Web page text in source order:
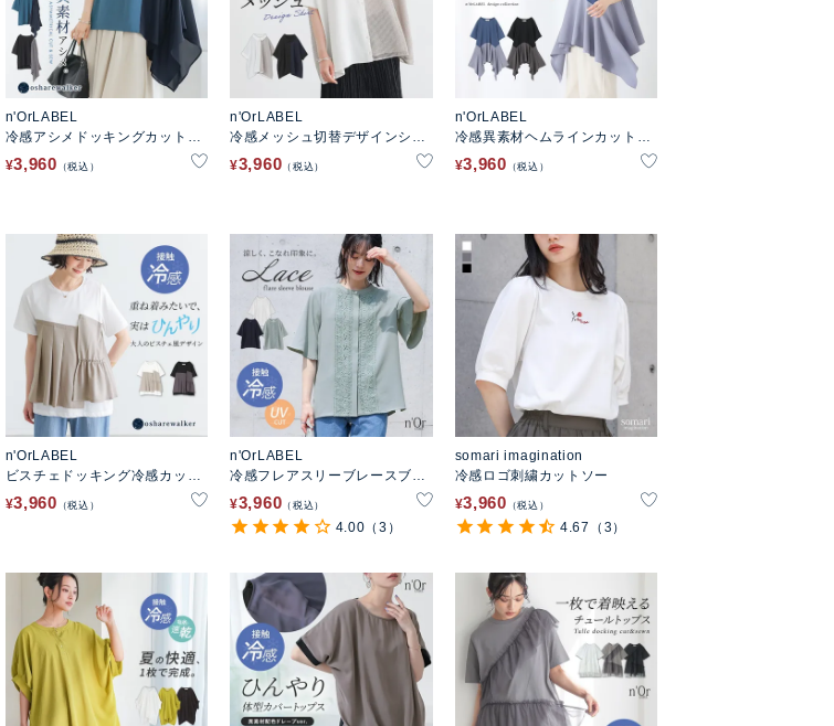
n'OrLABEL
冷感アシメドッキングカットソ
ー
¥3,960 税込
n'OrLABEL
冷感メッシュ切替デザインシャ
ツ
¥3,960 税込
n'OrLABEL
冷感異素材ヘムラインカットソ
ー
¥3,960 税込
n'OrLABEL
ビスチェドッキング冷感カット
ソー
¥3,960 税込
n'OrLABEL
冷感フレアスリーブレースブラ
ウス
¥3,960 税込
4.00 （3）
somari imagination
冷感ロゴ刺繍カットソー
¥3,960 税込
4.67 （3）